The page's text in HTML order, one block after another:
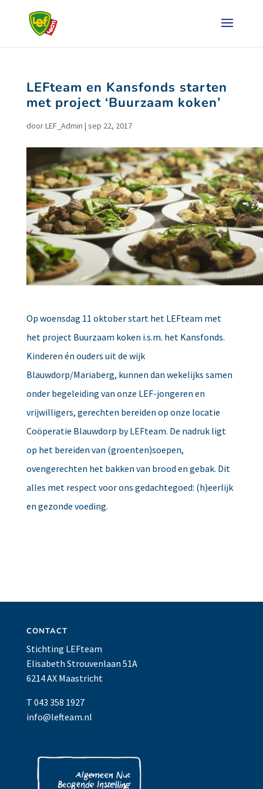
LEFteam en Kansfonds starten
met project ‘Buurzaam koken’
doorLEF_Admin | sep 22, 2017
Op woensdag 11 oktober start het LEFteam met
het project Buurzaam koken i.s.m. het Kansfonds.
Kinderen én ouders uit de wijk
Blauwdorp/Mariaberg, kunnen dan wekelijks samen
onder begeleiding van onze LEF-jongeren en
vrijwilligers, gerechten bereiden op onze locatie
Coöperatie Blauwdorp by LEFteam. De nadruk ligt
op het bereiden van (groenten)soepen,
ovengerechten het bakken van brood en gebak. Dit
alles met respect voor ons gedachtegoed: (h)eerlijk
en gezonde voeding.
CONTACT
Stichting LEFteam
Elisabeth Strouvenlaan 51A
6214 AX Maastricht
T 043 358 1927
info@lefteam.nl